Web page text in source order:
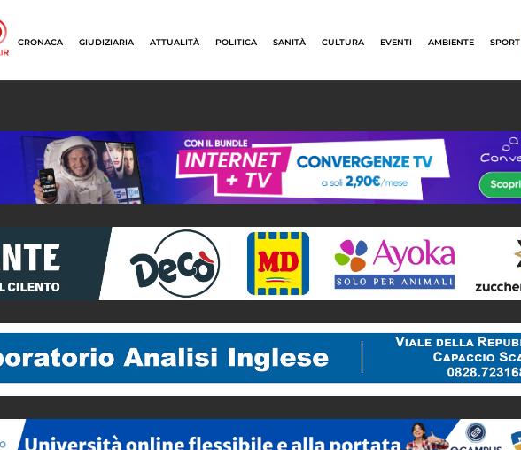
CRONACA GIUDIZIARIA ATTUALITÀ POLITICA SANITÀ CULTURA EVENTI AMBIENTE SPORT